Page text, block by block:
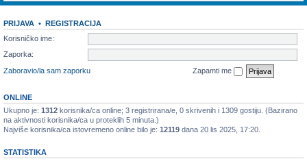
PRIJAVA • REGISTRACIJA
Korisničko ime:
Zaporka:
Zaboravio/la sam zaporku
Zapamti me
ONLINE
Ukupno je: 1312 korisnika/ca online; 3 registrirana/e, 0 skrivenih i 1309 gostiju. (Bazirano
na aktivnosti korisnika/ca u proteklih 5 minuta.)
Najviše korisnika/ca istovremeno online bilo je: 12119 dana 20 lis 2025, 17:20.
STATISTIKA